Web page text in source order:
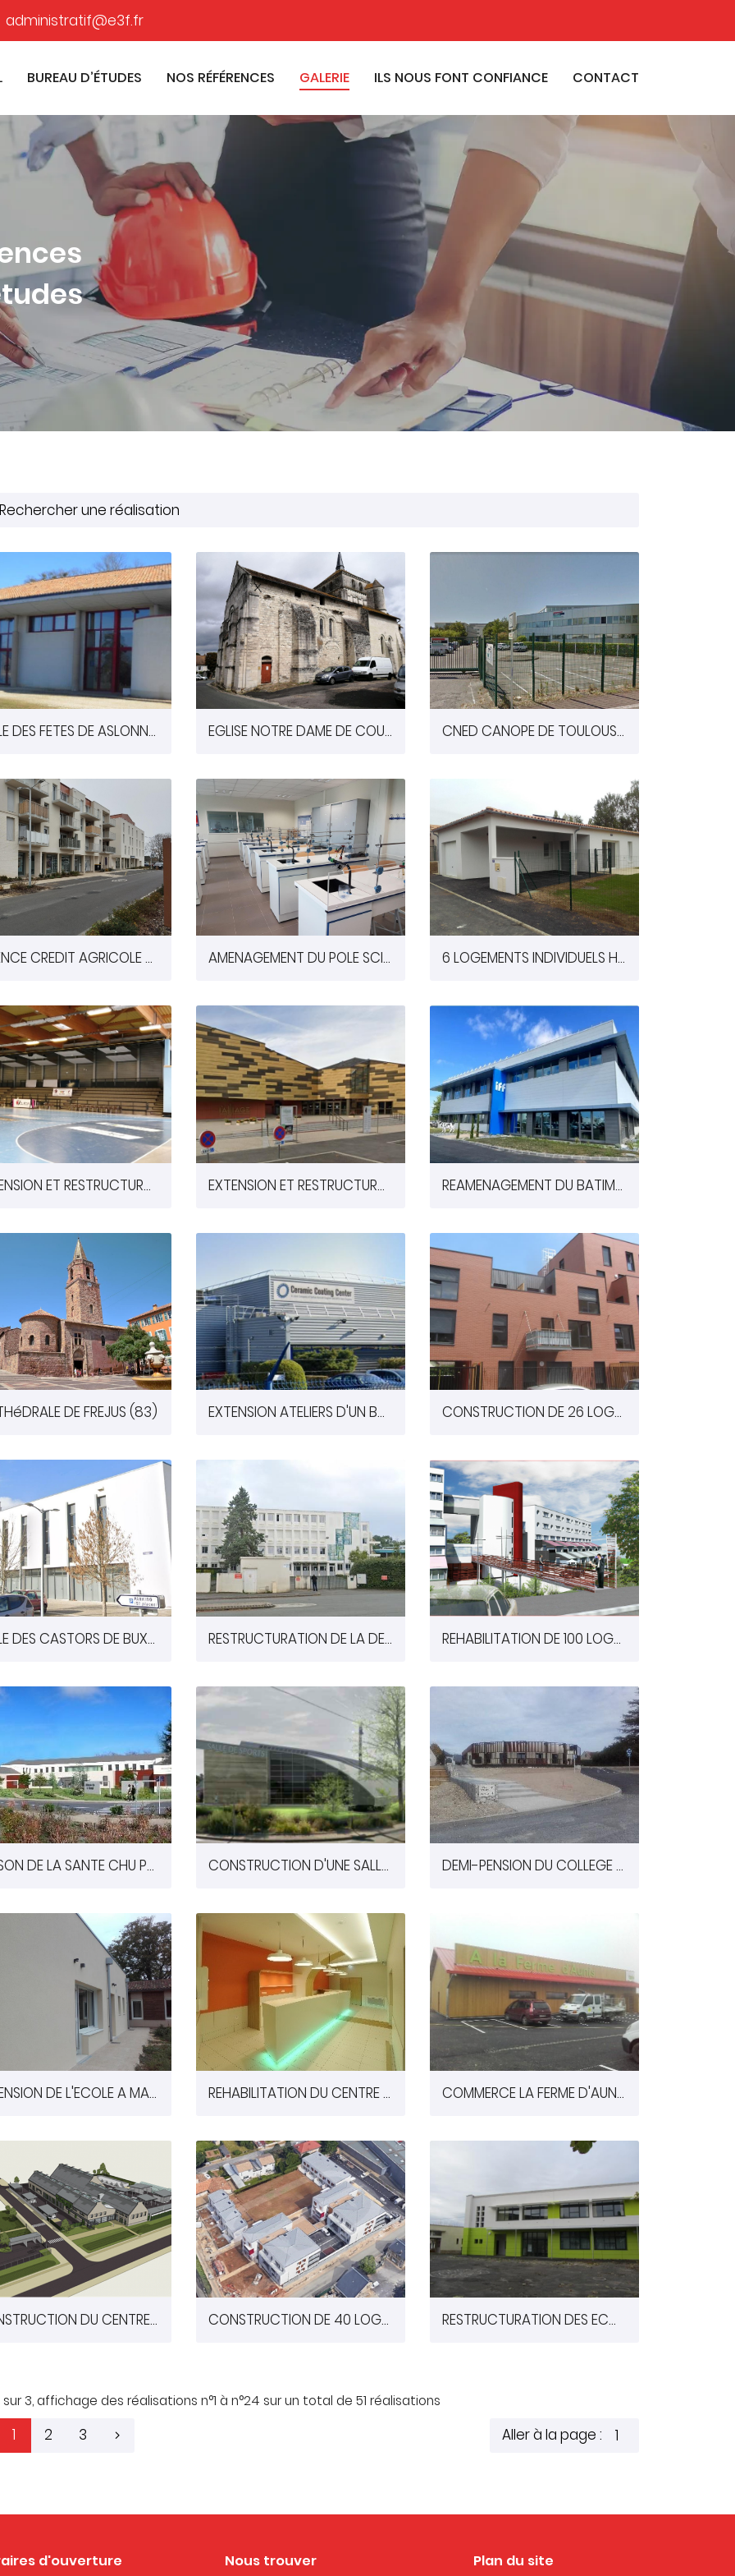
BUREAU D’ÉTUDES NOS RÉFÉRENCES GALERIE ILS NOUS FONT CONFIANCE CONTACT
SALLE DES FETES DE ASLONNES (86) EGLISE NOTRE DAME DE COUSSAY-LES-BOIS (86) CNED CANOPE DE TOULOUSE (31)
AGENCE CREDIT AGRICOLE DE BUXEROLLES (86) AMENAGEMENT DU POLE SCIENCES - LYCEE ALIENOR D'AQUITAINE A POITIERS (86) 6 LOGEMENTS INDIVIDUELS HSS A VERRIERES (86)
EXTENSION ET RESTRUCTURATION DU GYMNASE DE LA FONTAINE BLANCHE A CHAMBRAY LES TOURS (37) EXTENSION ET RESTRUCTURATION DU CENTRE CULTUREL D'YVREMONT A OLIVET (45) REAMENAGEMENT DU BATIMENT ADMINISTRATIF DUPONT A DANGE-SAINT-ROMAIN (86)
DE FREJUS (83) EXTENSION ATELIERS D'UN BATIMENT INDUSTRIEL A CHATELLERAULT (86) CONSTRUCTION DE 26 LOGEMENTS A VITRY-SUR-SEINE (94)
SALLE DES CASTORS DE BUXEROLLES (86) RESTRUCTURATION DE LA DEMI-PENSION ET ACCESSIBILITE DU COLLEGE THEOPHASTE RENAUDOT A SAINT-BENOIT (86) REHABILITATION DE 100 LOGEMENTS
MAISON DE LA SANTE CHU POITIERS (86) CONSTRUCTION D'UNE SALLE INTERCOMMUNALE OMNISPORTS A FAY AUX LOGES (45) DEMI-PENSION DU COLLEGE DE MONTRESOR
EXTENSION DE L'ECOLE A MARCAY (86) REHABILITATION DU CENTRE D'ANIMATION REGIONAL A MONTMORILLON (86) COMMERCE LA FERME D'AUNIS A SURGERES (17)
CONSTRUCTION DU CENTRE TECHNIQUE MUNICIPAL DE GRIGNY (91) CONSTRUCTION DE 40 LOGEMENTS QUARTIER RESTRUCTURATION DES ECOLES DE COUHE (86)
sur 3,affichage des réalisations n°1 à n°24 sur un total de 51 réalisations
1 2 3 Aller à la page :
d'ouverture Nous trouver Plan du site